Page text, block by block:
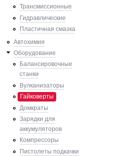
Трансмиссионные
Гидравлические
Пластичная смазка
Автохимия
Оборудование
Балансировочные
станки
Вулканизаторы
Гайковерты
Домкраты
Зарядки для
аккумуляторов
Компрессоры
Пистолеты подкачки